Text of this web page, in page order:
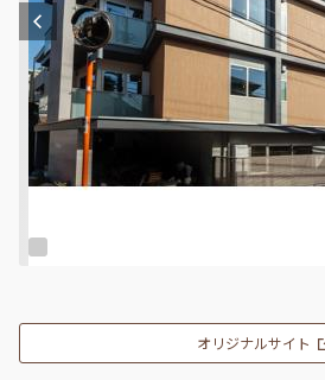
オリジナルサイト